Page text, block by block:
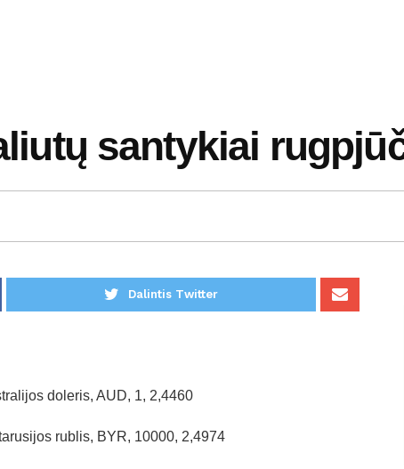
santykiai
Dalintis Twitter
doleris, AUD, 1, 2,4460
rublis, BYR, 10000, 2,4974